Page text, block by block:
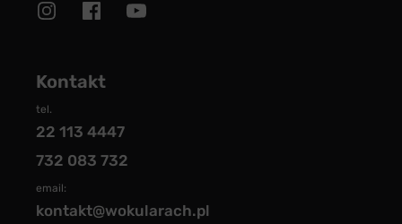
Kontakt
tel.
22 113 4447
732 083 732
email:
kontakt@wokularach.pl